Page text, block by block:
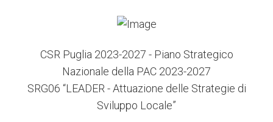
CSR Puglia 2023-2027 - Piano Strategico
Nazionale della PAC 2023-2027
SRG06 “LEADER - Attuazione delle Strategie di
Sviluppo Locale”